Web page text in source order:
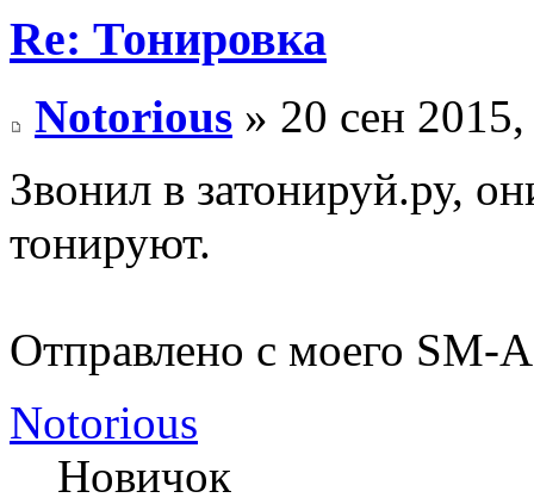
Re: Тонировка
Notorious » 20 сен
Звонил в затонируй.ру,
тонируют.
Отправлено с моего SM-
Notorious
Новичок